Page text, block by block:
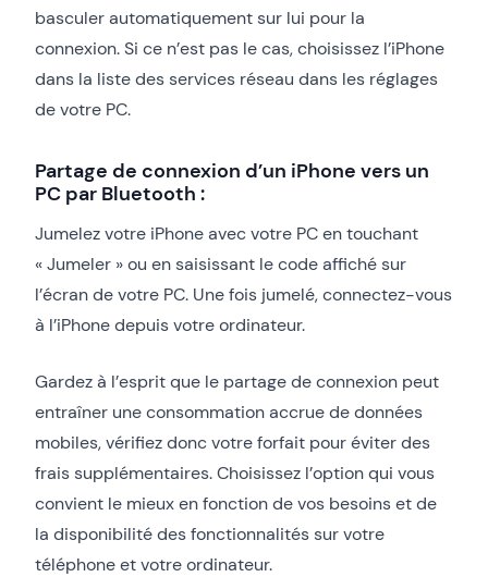
basculer automatiquement sur lui pour la
connexion. Si ce n’est pas le cas, choisissez l’iPhone
dans la liste des services réseau dans les réglages
de votre PC.
Partage de connexion d’un iPhone vers un
PC par Bluetooth :
Jumelez votre iPhone avec votre PC en touchant
« Jumeler » ou en saisissant le code affiché sur
l’écran de votre PC. Une fois jumelé, connectez-vous
à l’iPhone depuis votre ordinateur.
Gardez à l’esprit que le partage de connexion peut
entraîner une consommation accrue de données
mobiles, vérifiez donc votre forfait pour éviter des
frais supplémentaires. Choisissez l’option qui vous
convient le mieux en fonction de vos besoins et de
la disponibilité des fonctionnalités sur votre
téléphone et votre ordinateur.